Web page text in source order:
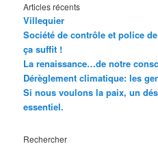
Articles récents
Villequier
Société de contrôle et police
ça suffit !
La renaissance…de notre
Dérèglement climatique: les
Si nous voulons la paix, un
essentiel.
Rechercher